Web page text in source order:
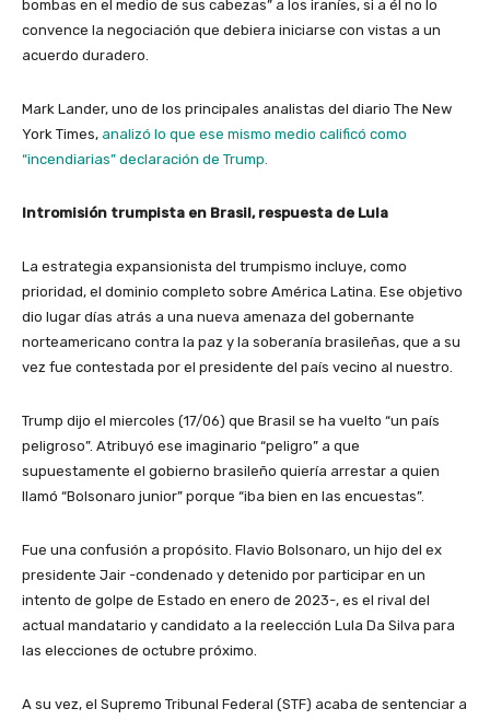
bombas en el medio de sus cabezas” a los iraníes, si a él no lo
convence la negociación que debiera iniciarse con vistas a un
acuerdo duradero.
Mark Lander, uno de los principales analistas del diario The New
York Times, analizó lo que ese mismo medio calificó como
“incendiarias” declaración de Trump.
Intromisión trumpista en Brasil, respuesta de Lula
La estrategia expansionista del trumpismo incluye, como
prioridad, el dominio completo sobre América Latina. Ese objetivo
dio lugar días atrás a una nueva amenaza del gobernante
norteamericano contra la paz y la soberanía brasileñas, que a su
vez fue contestada por el presidente del país vecino al nuestro.
Trump dijo el miercoles (17/06) que Brasil se ha vuelto “un país
peligroso”. Atribuyó ese imaginario “peligro” a que
supuestamente el gobierno brasileño quiería arrestar a quien
llamó “Bolsonaro junior” porque “iba bien en las encuestas”.
Fue una confusión a propósito. Flavio Bolsonaro, un hijo del ex
presidente Jair -condenado y detenido por participar en un
intento de golpe de Estado en enero de 2023-, es el rival del
actual mandatario y candidato a la reelección Lula Da Silva para
las elecciones de octubre próximo.
A su vez, el Supremo Tribunal Federal (STF) acaba de sentenciar a